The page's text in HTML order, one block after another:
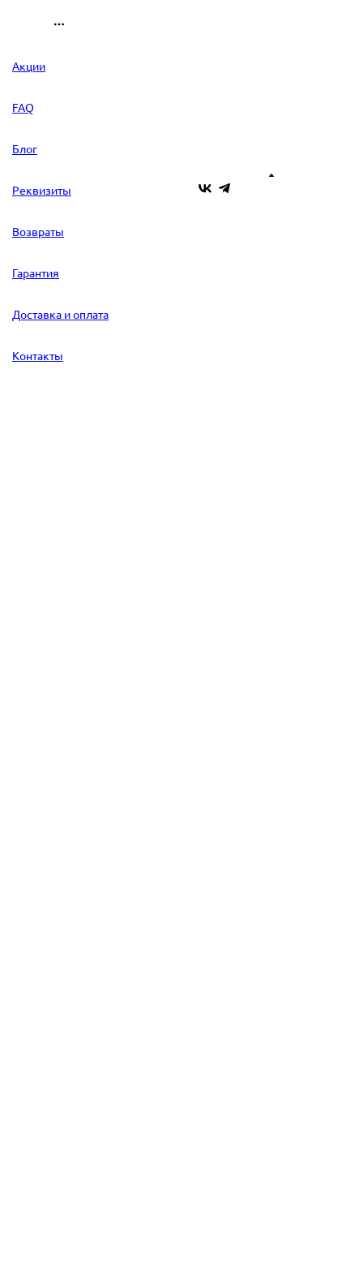
Акции
FAQ
Блог
Реквизиты
Возвраты
Гарантия
Доставка и оплата
Контакты